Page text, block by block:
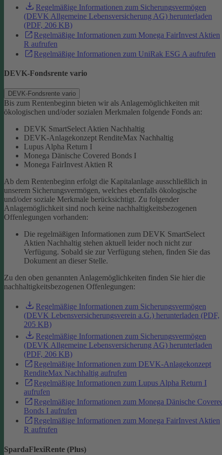
Regelmäßige Informationen zum Sicherungsvermögen
(DEVK Allgemeine Lebensversicherung AG) herunterladen
(PDF, 206 KB)
Regelmäßige Informationen zum Monega FairInvest Aktien
R aufrufen
Regelmäßige Informationen zum UniRak ESG A aufrufen
DEVK-Fondsrente vario
DEVK-Fondsrente vario
Bis zum Rentenbeginn bieten wir als Anlagemöglichkeiten mit
ökologischen und/oder sozialen Merkmalen folgende Fonds an:
DEVK SmartSelect Aktien Nachhaltig
DEVK-Anlagekonzept RenditeMax Nachhaltig
Lupus Alpha Return I
Monega Dänische Covered Bonds I
Monega FairInvest Aktien R
Ab dem Rentenbeginn erfolgt die Kapitalanlage ausschließlich in
unserem Sicherungsvermögen, welches ebenfalls ökologische
und/oder soziale Merkmale berücksichtigt. Zu folgender
Anlagemöglichkeit sind noch keine nachhaltigkeitsbezogenen
Offenlegungen vorhanden:
Die regelmäßigen Informationen zum DEVK SmartSelect
Aktien Nachhaltig stehen aktuell leider noch nicht zur
Verfügung. Sobald sie zur Verfügung stehen, finden Sie das
Dokument an dieser Stelle.
Zu den oben genannten Anlagemöglichkeiten finden Sie hier die
nachhaltigkeitsbezogenen Offenlegungen:
Regelmäßige Informationen zum Sicherungsvermögen
(DEVK Lebensversicherungsverein a.G.) herunterladen (PDF,
205 KB)
Regelmäßige Informationen zum Sicherungsvermögen
(DEVK Allgemeine Lebensversicherung AG) herunterladen
(PDF, 206 KB)
Regelmäßige Informationen zum DEVK-Anlagekonzept
RenditeMax Nachhaltig aufrufen
Regelmäßige Informationen zum Lupus Alpha Return I
aufrufen
Regelmäßige Informationen zum Monega Dänische
Bonds I aufrufen
Regelmäßige Informationen zum Monega FairInvest Aktien
R aufrufen
SpardaFlexiRente (Plus)